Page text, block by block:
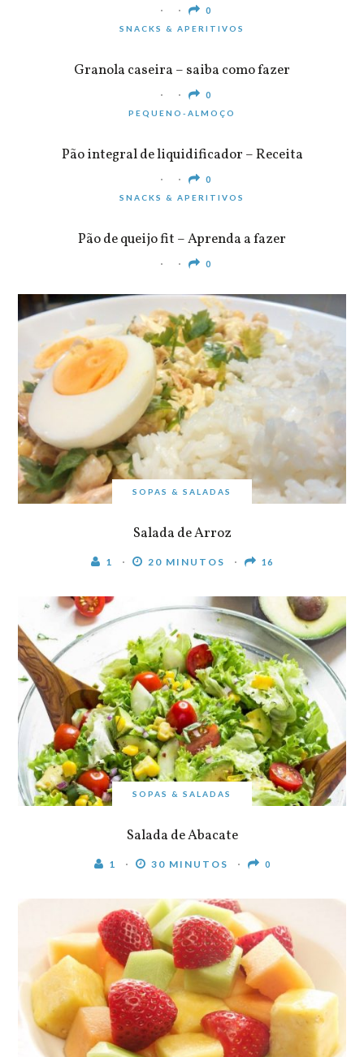
0
SNACKS & APERITIVOS
Granola caseira – saiba como fazer
0
PEQUENO-ALMOÇO
Pão integral de liquidificador – Receita
0
SNACKS & APERITIVOS
Pão de queijo fit – Aprenda a fazer
0
SOPAS & SALADAS
Salada de Arroz
1 20 MINUTOS 16
SOPAS & SALADAS
Salada de Abacate
1 30 MINUTOS 0